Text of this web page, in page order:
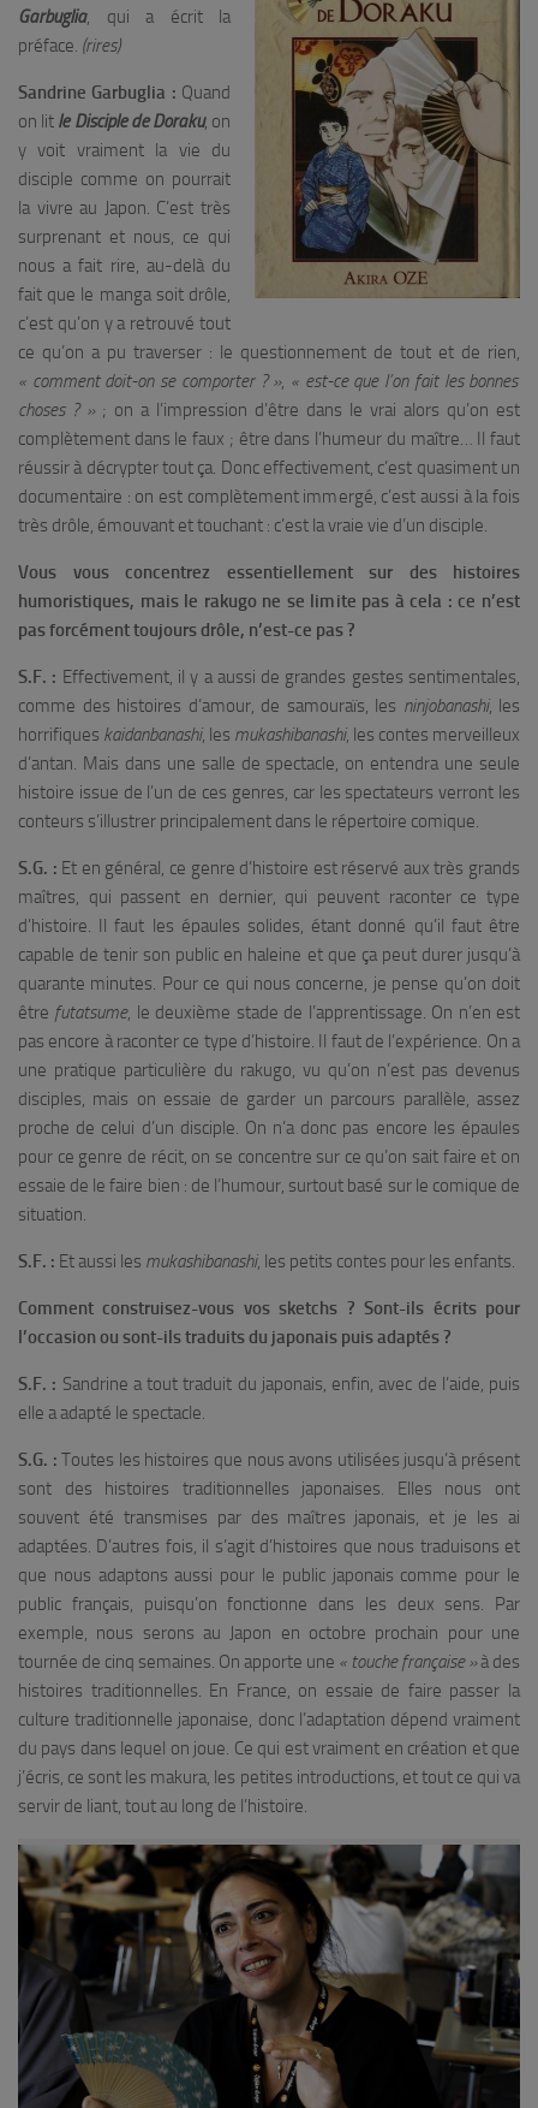
Garbuglia, qui a écrit la
préface. (rires)
Sandrine Garbuglia : Quand
on lit le Disciple de Doraku, on
y voit vraiment la vie du
disciple comme on pourrait
la vivre au Japon. C’est très
surprenant et nous, ce qui
nous a fait rire, au-delà du
fait que le manga soit drôle,
c’est qu’on y a retrouvé tout
ce qu’on a pu traverser : le questionnement de tout et de rien,
« comment doit-on se comporter ? », « est-ce que l’on fait les bonnes
choses ? » ; on a l’impression d’être dans le vrai alors qu’on est
complètement dans le faux ; être dans l’humeur du maître… Il faut
réussir à décrypter tout ça. Donc effectivement, c’est quasiment un
documentaire : on est complètement immergé, c’est aussi à la fois
très drôle, émouvant et touchant : c’est la vraie vie d’un disciple.
Vous vous concentrez essentiellement sur des histoires
humoristiques, mais le rakugo ne se limite pas à cela : ce n’est
pas forcément toujours drôle, n’est-ce pas ?
S.F. : Effectivement, il y a aussi de grandes gestes sentimentales,
comme des histoires d’amour, de samouraïs, les ninjobanashi, les
horrifiques kaidanbanashi, les mukashibanashi, les contes merveilleux
d’antan. Mais dans une salle de spectacle, on entendra une seule
histoire issue de l’un de ces genres, car les spectateurs verront les
conteurs s’illustrer principalement dans le répertoire comique.
S.G. : Et en général, ce genre d’histoire est réservé aux très grands
maîtres, qui passent en dernier, qui peuvent raconter ce type
d’histoire. Il faut les épaules solides, étant donné qu’il faut être
capable de tenir son public en haleine et que ça peut durer jusqu’à
quarante minutes. Pour ce qui nous concerne, je pense qu’on doit
être futatsume, le deuxième stade de l’apprentissage. On n’en est
pas encore à raconter ce type d’histoire. Il faut de l’expérience. On a
une pratique particulière du rakugo, vu qu’on n’est pas devenus
disciples, mais on essaie de garder un parcours parallèle, assez
proche de celui d’un disciple. On n’a donc pas encore les épaules
pour ce genre de récit, on se concentre sur ce qu’on sait faire et on
essaie de le faire bien : de l’humour, surtout basé sur le comique de
situation.
S.F. : Et aussi les mukashibanashi, les petits contes pour les enfants.
Comment construisez-vous vos sketchs ? Sont-ils écrits pour
l’occasion ou sont-ils traduits du japonais puis adaptés ?
S.F. : Sandrine a tout traduit du japonais, enfin, avec de l’aide, puis
elle a adapté le spectacle.
S.G. : Toutes les histoires que nous avons utilisées jusqu’à présent
sont des histoires traditionnelles japonaises. Elles nous ont
souvent été transmises par des maîtres japonais, et je les ai
adaptées. D’autres fois, il s’agit d’histoires que nous traduisons et
que nous adaptons aussi pour le public japonais comme pour le
public français, puisqu’on fonctionne dans les deux sens. Par
exemple, nous serons au Japon en octobre prochain pour une
tournée de cinq semaines. On apporte une « touche française »à des
histoires traditionnelles. En France, on essaie de faire passer la
culture traditionnelle japonaise, donc l’adaptation dépend vraiment
du pays dans lequel on joue. Ce qui est vraiment en création et que
j’écris, ce sont les makura, les petites introductions, et tout ce qui va
servir de liant, tout au long de l’histoire.